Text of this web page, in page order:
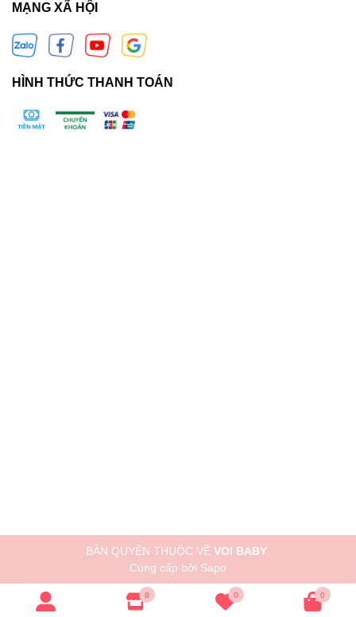
8 0 0
MẠNG XÃ HỘI
HÌNH THỨC THANH TOÁN
BẢN QUYỀN THUỘC VỀ VOI BABY.
Cung cấp bởi Sapo